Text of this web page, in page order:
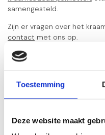
Toestemming
Deze website maakt
samengesteld.
Zijn er vragen over het
contact met ons op.
Praktische informatie
Geschikt voor:
Poppenhuis geschikt
Merk: Little Dutch, Happy